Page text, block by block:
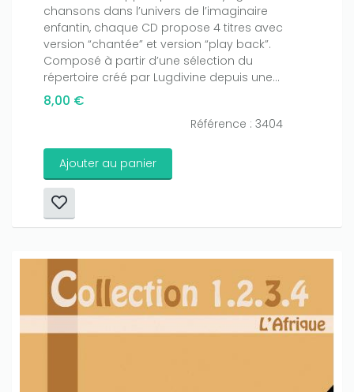
chansons dans l’univers de l’imaginaire
enfantin, chaque CD propose 4 titres avec
version “chantée” et version “play back”.
Composé à partir d’une sélection du
répertoire créé par Lugdivine depuis une...
8,00 €
Référence : 3404
Ajouter au panier